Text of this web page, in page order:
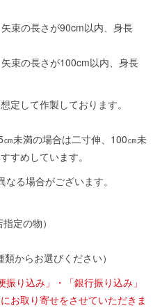
束の長さが90cm以内、身長
の長さが100cm以内、身長
定して作製しております。
未満の場合は二寸伸、100㎝未
すめしています。
る場合がございます。
定の物）
からお選びください）
り込み」・「銀行振り込み」
お取り寄せをさせていただきま